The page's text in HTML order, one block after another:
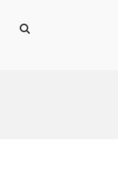
Such-